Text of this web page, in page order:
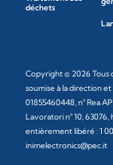
déchets
Copyright © 2026 Tous
soumise à la direction et
01855460448, n° Rea
Lavoratori n° 10, 63076,
entièrement libéré : 1
inimelectronics@pec.it